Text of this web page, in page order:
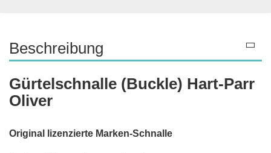
Beschreibung
Gürtelschnalle (Buckle) Hart-Parr
Oliver
Original lizenzierte Marken-Schnalle